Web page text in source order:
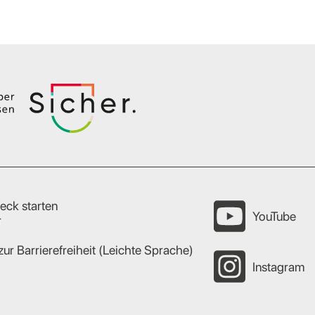
starten
Barrierefreiheit (Leichte Sprache)
YouTube
Instagram